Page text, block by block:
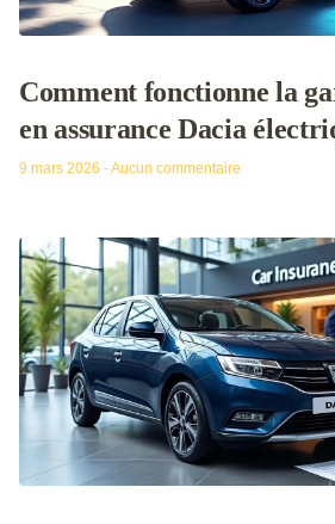
Comment fonctionne la
en assurance Dacia
9 mars 2026 Aucun commentaire